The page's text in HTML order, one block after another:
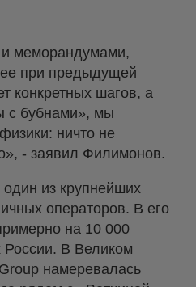
и меморандумами,
при предыдущей
конкретных шагов, а
с бубнами», мы
ничто не
- заявил Филимонов.
из крупнейших
операторов. В его
на 10 000
России. В Великом
намеревалась